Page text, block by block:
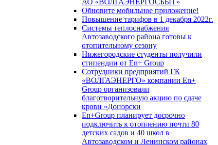
АО «ВОЛГАЭНЕРГОСБЫТ»
Обновите мобильное приложение!
Повышение тарифов в 1 декабря 2022г.
Системы теплоснабжения
Автозаводского района готовы к
отопительному сезону
Нижегородские студенты получили
стипендии от En+ Group
Сотрудники предприятий ГК
«ВОЛГАЭНЕРГО» компании En+
Group организовали
благотворительную акцию по сдаче
крови «Донорски
En+Group планирует досрочно
подключить к отоплению почти 80
детских садов и 40 школ в
Автозаводском и Ленинском районах